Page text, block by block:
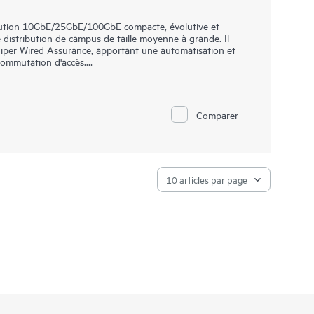
10GbE/25GbE/100GbE compacte, évolutive et
de campus de taille moyenne à grande. Il
Wired Assurance, apportant une automatisation et
d'accès.
Vous pouvez donc utiliser Wired Assurance pour
et la gestion de votre fabric de campus, tandis que
sur les performances des appareils connectés.
Comparer